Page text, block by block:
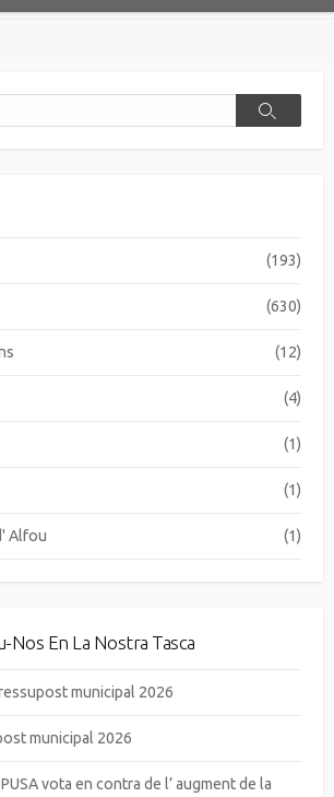
Search
(193)
(630)
(12)
(4)
(1)
(1)
Alfou (1)
Nos En La Nostra Tasca
municipal 2026
municipal 2026
PUSA vota en contra de l’ augment de la